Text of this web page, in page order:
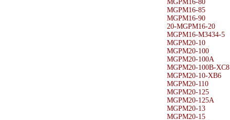
MGPM16-80
MGPM16-85
MGPM16-90
20-MGPM16-20
MGPM16-M3434-5
MGPM20-10
MGPM20-100
MGPM20-100A
MGPM20-100B-XC8
MGPM20-10-XB6
MGPM20-110
MGPM20-125
MGPM20-125A
MGPM20-13
MGPM20-15